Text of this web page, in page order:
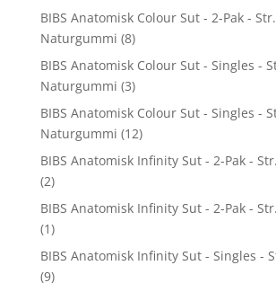
BIBS Anatomisk Colour Sut - 2-Pak -
Naturgummi (8)
BIBS Anatomisk Colour Sut - Singles -
Naturgummi (3)
BIBS Anatomisk Colour Sut - Singles -
Naturgummi (12)
BIBS Anatomisk Infinity Sut - 2-Pak -
(2)
BIBS Anatomisk Infinity Sut - 2-Pak -
(1)
BIBS Anatomisk Infinity Sut - Singles -
(9)